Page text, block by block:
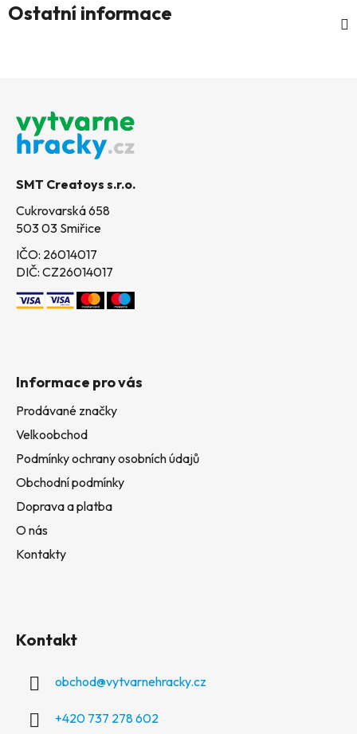
Ostatní informace
SMT Creatoys s.r.o.
Cukrovarská 658
503 03 Smiřice
IČO: 26014017
DIČ: CZ26014017
Informace pro vás
Prodávané značky
Velkoobchod
Podmínky ochrany osobních údajů
Obchodní podmínky
Doprava a platba
O nás
Kontakty
Kontakt
obchod@vytvarnehracky.cz
+420 737 278 602